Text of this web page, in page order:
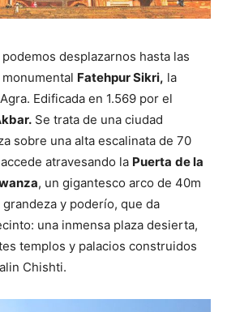
desplazarnos hasta las
Fatehpur Sikri, la
Edificada en 1.569 por el
Se trata de una ciudad
sobre una alta escalinata de 70
atravesando la Puerta de la
, un gigantesco arco de 40m
y poderío, que da
una inmensa plaza desierta,
templos y palacios construidos
Chishti.